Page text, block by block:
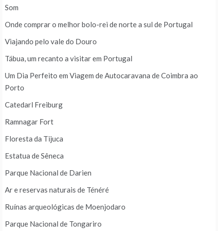
Som
Onde comprar o melhor bolo-rei de norte a sul de Portugal
Viajando pelo vale do Douro
Tábua, um recanto a visitar em Portugal
Um Dia Perfeito em Viagem de Autocaravana de Coimbra ao
Porto
Catedarl Freiburg
Ramnagar Fort
Floresta da Tijuca
Estatua de Sêneca
Parque Nacional de Darien
Ar e reservas naturais de Ténéré
Ruínas arqueológicas de Moenjodaro
Parque Nacional de Tongariro